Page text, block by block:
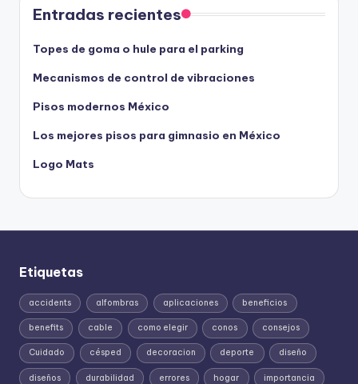
Entradas recientes
Topes de goma o hule para el parking
Mecanismos de control de vibraciones
Pisos modernos México
Los mejores pisos para gimnasio en México
Logo Mats
Etiquetas
accidents alfombras aplicaciones beneficios
benefits cable como elegir conos consejos
Cuidado césped decoracion deporte diseño
diseños durabilidad errores hogar importancia